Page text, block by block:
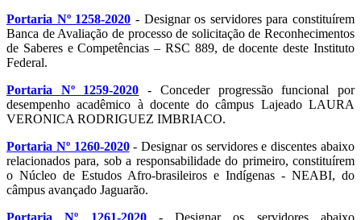
Portaria Nº 1258-2020 - Designar os servidores para constituírem
Banca de Avaliação de processo de solicitação de Reconhecimentos
de Saberes e Competências – RSC 889, de docente deste Instituto
Federal.
Portaria Nº 1259-2020 - Conceder progressão funcional por
desempenho acadêmico à docente do câmpus Lajeado LAURA
VERONICA RODRIGUEZ IMBRIACO.
Portaria Nº 1260-2020- Designar os servidores e discentes abaixo
relacionados para, sob a responsabilidade do primeiro, constituírem
o Núcleo de Estudos Afro-brasileiros e Indígenas - NEABI, do
câmpus avançado Jaguarão.